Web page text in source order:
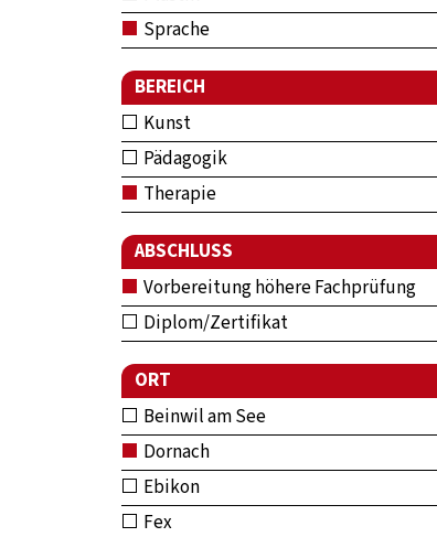
Sprache
BEREICH
Kunst
Pädagogik
Therapie
ABSCHLUSS
Vorbereitung höhere Fachprüfung
Diplom/Zertifikat
ORT
Beinwil am See
Dornach
Ebikon
Fex